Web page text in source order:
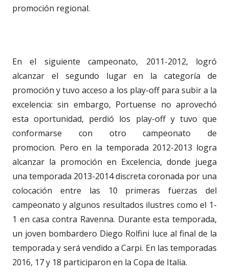
promoción regional.
En el siguiente campeonato, 2011-2012, logró
alcanzar el segundo lugar en la categoría de
promoción y tuvo acceso a los play-off para subir a la
excelencia: sin embargo, Portuense no aprovechó
esta oportunidad, perdió los play-off y tuvo que
conformarse con otro campeonato de
promocion. Pero en la temporada 2012-2013 logra
alcanzar la promoción en Excelencia, donde juega
una temporada 2013-2014 discreta coronada por una
colocación entre las 10 primeras fuerzas del
campeonato y algunos resultados ilustres como el 1-
1 en casa contra Ravenna. Durante esta temporada,
un joven bombardero Diego Rolfini luce al final de la
temporada y será vendido a Carpi. En las temporadas
2016, 17 y 18 participaron en la Copa de Italia.